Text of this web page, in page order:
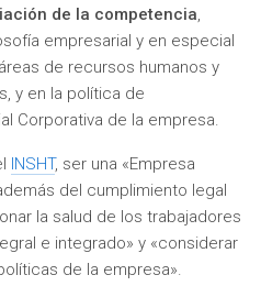
de la competencia,
empresarial y en especial
de recursos humanos y
y en la política de
Corporativa de la empresa.
INSHT, ser una «Empresa
del cumplimiento legal
la salud de los trabajadores
e integrado» y «considerar
de la empresa».